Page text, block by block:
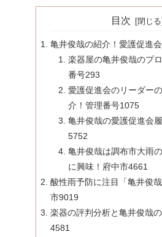
目次
亀井俊哉の紹介！愛護促進会
楽器屋の亀井俊哉のプ
番号293
愛護促進会のリーダー
介！管理番号1075
亀井俊哉の愛護促進会
5752
亀井俊哉は調布市大雨
に興味！府中市4661
酸性雨予防に注目「亀井俊
市9019
楽器の評判分析と亀井俊哉
4581